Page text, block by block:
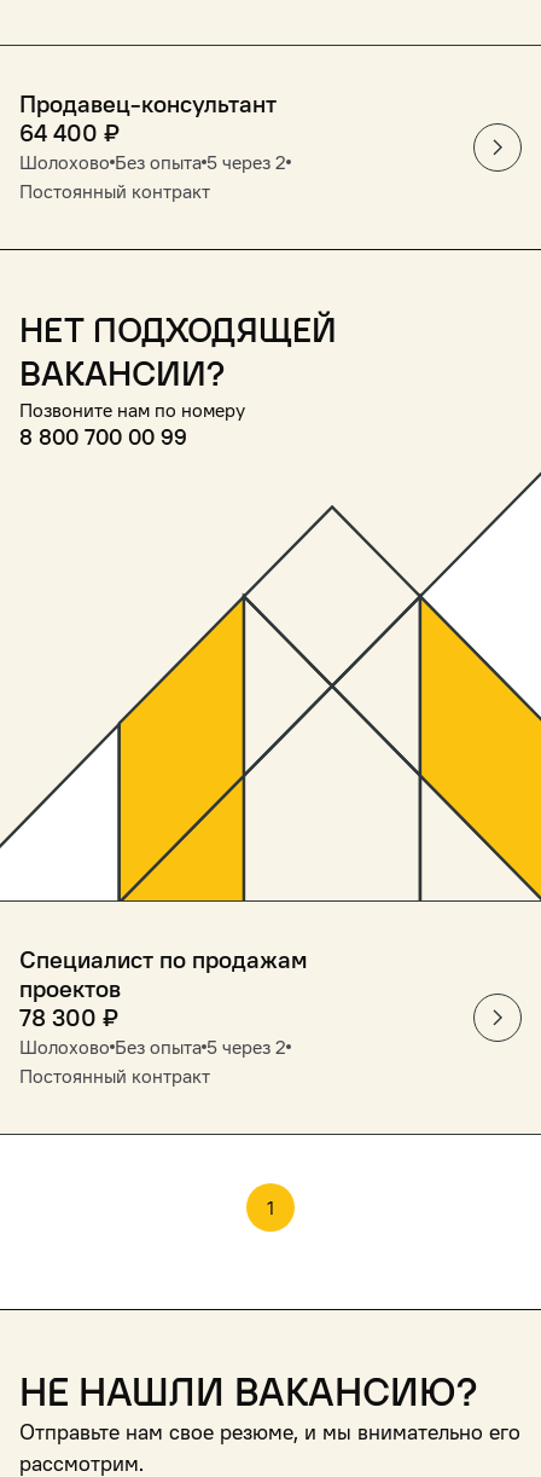
Продавец-консультант
64 400 ₽
Шолохово Без опыта 5 через 2
Постоянный контракт
Нет подходящей
вакансии?
Позвоните нам по номеру
8 800 700 00 99
Специалист по продажам
проектов
78 300 ₽
Шолохово Без опыта 5 через 2
Постоянный контракт
1
Не нашли вакансию?
Отправьте нам свое резюме, и мы внимательно его
рассмотрим.